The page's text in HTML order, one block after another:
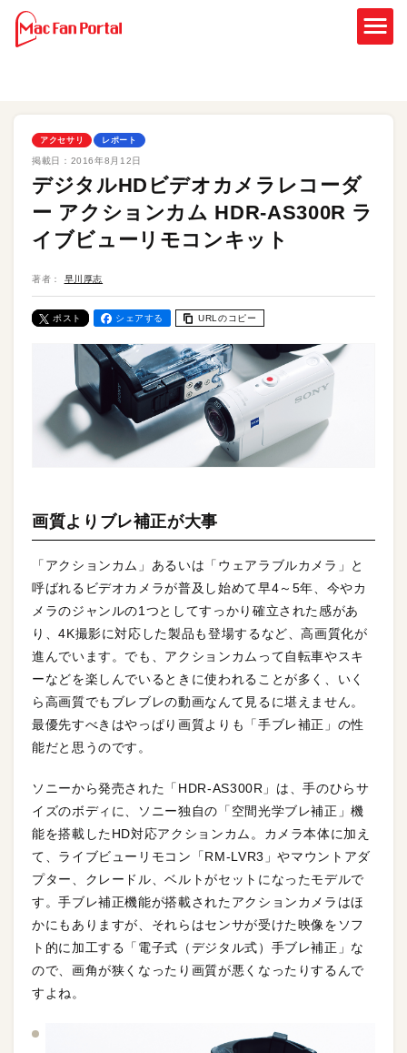
アクセサリ レポート
掲載日： 2016年8月12日
デジタルHDビデオカメラレコーダ
ー アクションカム HDR-AS300R ラ
イブビューリモコンキット
著者： 早川厚志
ポスト シェアする URLのコピー
画質よりブレ補正が大事
「アクションカム」あるいは「ウェアラブルカメラ」と
呼ばれるビデオカメラが普及し始めて早4～5年、今やカ
メラのジャンルの1つとしてすっかり確立された感があ
り、4K撮影に対応した製品も登場するなど、高画質化が
進んでいます。でも、アクションカムって自転車やスキ
ーなどを楽しんでいるときに使われることが多く、いく
ら高画質でもブレブレの動画なんて見るに堪えません。
最優先すべきはやっぱり画質よりも「手ブレ補正」の性
能だと思うのです。
ソニーから発売された「HDR-AS300R」は、手のひらサ
イズのボディに、ソニー独自の「空間光学ブレ補正」機
能を搭載したHD対応アクションカム。カメラ本体に加え
て、ライブビューリモコン「RM-LVR3」やマウントアダ
プター、クレードル、ベルトがセットになったモデルで
す。手ブレ補正機能が搭載されたアクションカメラはほ
かにもありますが、それらはセンサが受けた映像をソフ
ト的に加工する「電子式（デジタル式）手ブレ補正」な
ので、画角が狭くなったり画質が悪くなったりするんで
すよね。